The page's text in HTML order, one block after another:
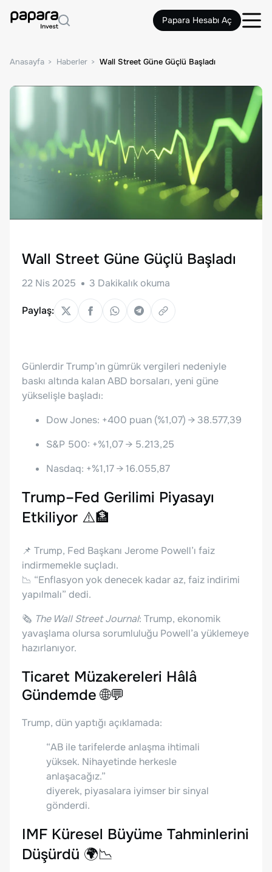
Papara Hesabı Aç
Anasayfa Haberler Wall Street Güne Güçlü Başladı
Wall Street Güne Güçlü Başladı
22 Nis 2025 3 Dakikalık okuma
Paylaş:
Günlerdir Trump’ın gümrük vergileri nedeniyle
baskı altında kalan ABD borsaları, yeni güne
yükselişle başladı:
Dow Jones: +400 puan (%1,07) → 38.577,39
S&P 500: +%1,07 → 5.213,25
Nasdaq: +%1,17 → 16.055,87
Trump–Fed Gerilimi Piyasayı
Etkiliyor ⚠️🏦
📌 Trump, Fed Başkanı Jerome Powell’ı faiz
indirmemekle suçladı.
📉 “Enflasyon yok denecek kadar az, faiz indirimi
yapılmalı” dedi.
🗞️ The Wall Street Journal: Trump, ekonomik
yavaşlama olursa sorumluluğu Powell’a yüklemeye
hazırlanıyor.
Ticaret Müzakereleri Hâlâ
Gündemde 🌐💬
Trump, dün yaptığı açıklamada:
“AB ile tarifelerde anlaşma ihtimali
yüksek. Nihayetinde herkesle
anlaşacağız.”
diyerek, piyasalara iyimser bir sinyal
gönderdi.
IMF Küresel Büyüme Tahminlerini
Düşürdü 🌍📉